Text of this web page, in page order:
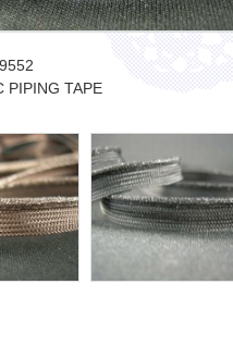
PIPING TAPE